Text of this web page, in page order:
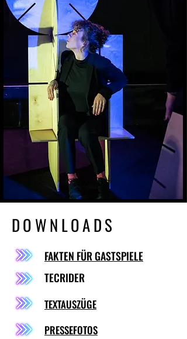
DOWNLOADS
FAKTEN FÜR GASTSPIELE
TECRIDER
TEXTAUSZÜGE
PRESSEFOTOS